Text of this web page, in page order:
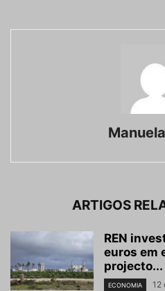
ARTIGOS
REN
euros em
projecto...
ECONOMIA 12